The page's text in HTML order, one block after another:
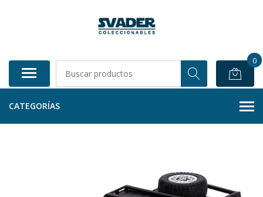
0
CATEGORÍAS